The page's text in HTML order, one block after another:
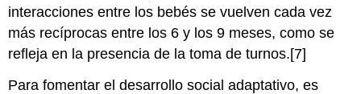
interacciones entre los bebés se vuelven cada vez
más recíprocas entre los 6 y los 9 meses, como se
refleja en la presencia de la toma de turnos.[7]
Para fomentar el desarrollo social adaptativo, es